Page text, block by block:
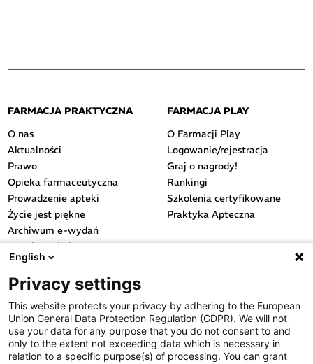
FARMACJA PRAKTYCZNA
O nas
Aktualności
Prawo
Opieka farmaceutyczna
Prowadzenie apteki
Życie jest piękne
Archiwum e-wydań
Przydatne linki
FARMACJA PLAY
O Farmacji Play
Logowanie/rejestracja
Graj o nagrody!
Rankingi
Szkolenia certyfikowane
Praktyka Apteczna
OGÓLNE
Polityka prywatności
Regulamin serwisu
Regulamin konkursu
English
Privacy settings
This website protects your privacy by adhering to the European
Union General Data Protection Regulation (GDPR). We will not
use your data for any purpose that you do not consent to and
only to the extent not exceeding data which is necessary in
relation to a specific purpose(s) of processing. You can grant